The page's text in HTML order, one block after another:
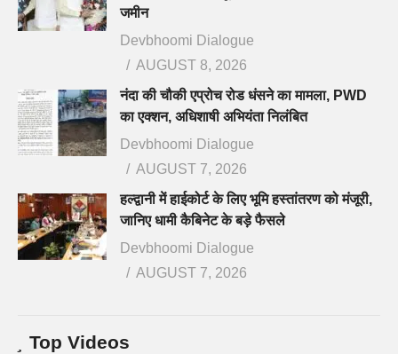
जमीन
Devbhoomi Dialogue
AUGUST 8, 2026
नंदा की चौकी एप्रोच रोड धंसने का मामला, PWD
का एक्शन, अधिशाषी अभियंता निलंबित
Devbhoomi Dialogue
AUGUST 7, 2026
हल्द्वानी में हाईकोर्ट के लिए भूमि हस्तांतरण को मंजूरी,
जानिए धामी कैबिनेट के बड़े फैसले
Devbhoomi Dialogue
AUGUST 7, 2026
Top Videos